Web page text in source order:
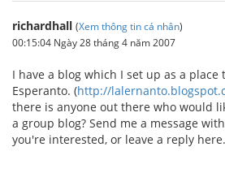
richardhall (Xem thông tin cá nhân)
00:15:04 Ngày 28 tháng 4 năm 2007
I have a blog which I set up as a place
Esperanto. (http://
there is anyone out there who would
a group blog? Send me a message
you're interested, or leave a reply here.